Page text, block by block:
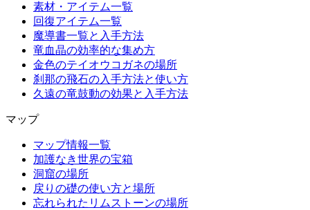
素材・アイテム一覧
回復アイテム一覧
魔導書一覧と入手方法
竜血晶の効率的な集め方
金色のテイオウコガネの場所
刹那の飛石の入手方法と使い方
久遠の竜鼓動の効果と入手方法
マップ
マップ情報一覧
加護なき世界の宝箱
洞窟の場所
戻りの礎の使い方と場所
忘れられたリムストーンの場所